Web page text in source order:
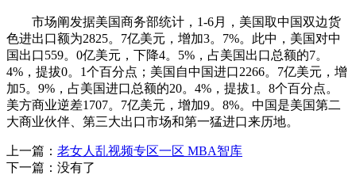
市场阐发据美国商务部统计，1-6月，美国取中国双边货
色进出口额为2825。7亿美元，增加3。7%。此中，美国对中
国出口559。0亿美元，下降4。5%，占美国出口总额的7。
4%，提拔0。1个百分点；美国自中国进口2266。7亿美元，增
加5。9%，占美国进口总额的20。4%，提拔1。8个百分点。
美方商业逆差1707。7亿美元，增加9。8%。中国是美国第二
大商业伙伴、第三大出口市场和第一猛进口来历地。
上一篇： 老女人乱视频专区一区 MBA智库
下一篇：没有了